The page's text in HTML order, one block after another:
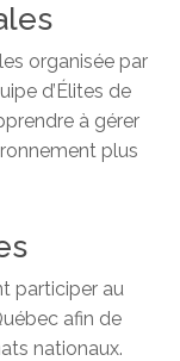
organisée par
d’Élites de
à gérer
plus
participer au
afin de
nationaux.